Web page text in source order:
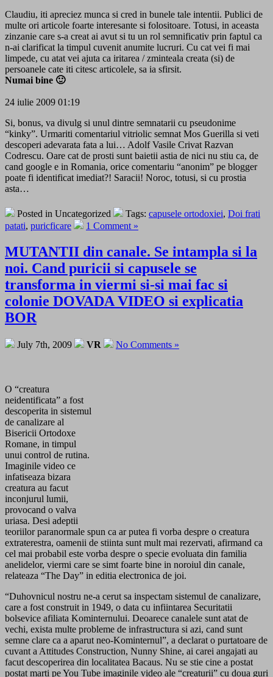
Claudiu, iti apreciez munca si cred in bunele tale intentii. Publici de
multe ori articole foarte interesante si folositoare. Totusi, in aceasta
zinzanie care s-a creat ai avut si tu un rol semnificativ prin faptul ca
n-ai clarificat la timpul cuvenit anumite lucruri. Cu cat vei fi mai
limpede, cu atat vei ajuta ca iritarea / zminteala creata (si) de
persoanele cate iti citesc articolele, sa ia sfirsit.
Numai bine 🙂
24 iulie 2009 01:19
Si, bonus, va divulg si unul dintre semnatarii cu pseudonime
“kinky”. Urmariti comentariul vitriolic semnat Mos Guerilla si veti
descoperi adevarata fata a lui… Adolf Vasile Crivat Razvan
Codrescu. Oare cat de prosti sunt baietii astia de nici nu stiu ca, de
cand google e in Romania, orice comentariu “anonim” pe blogger
poate fi identificat imediat?! Saracii! Noroc, totusi, si cu prostia
asta…
Posted in Uncategorized Tags: capusele ortodoxiei, Doi frati
patati, puricficare 1 Comment »
MUTANTII din canale. Se intampla si la
noi. Cand puricii si capusele se
transforma in viermi si-si mai fac si
colonie DOVADA VIDEO si explicatia
BOR
July 7th, 2009 VR No Comments »
O “creatura
neidentificata” a fost
descoperita in sistemul
de canalizare al
Bisericii Ortodoxe
Romane, in timpul
unui control de rutina.
Imaginile video ce
infatiseaza bizara
creatura au facut
inconjurul lumii,
provocand o valva
uriasa. Desi adeptii
teoriilor paranormale spun ca ar putea fi vorba despre o creatura
extraterestra, oamenii de stiinta sunt mult mai rezervati, afirmand ca
cel mai probabil este vorba despre o specie evoluata din familia
anelidelor, viermi care se simt foarte bine in noroiul din canale,
relateaza “The Day” in editia electronica de joi.
“Duhovnicul nostru ne-a cerut sa inspectam sistemul de canalizare,
care a fost construit in 1949, o data cu infiintarea Securitatii
bolsevice afiliata Kominternului. Deoarece canalele sunt atat de
vechi, exista multe probleme de infrastructura si azi, cand sunt
semne clare ca a aparut neo-Kominternul”, a declarat o purtatoare de
cuvant a Attitudes Construction, Nunny Shine, ai carei angajati au
facut descoperirea din localitatea Bacaus. Nu se stie cine a postat
postat marti pe You Tube imaginile video ale “creaturii” cu doua guri